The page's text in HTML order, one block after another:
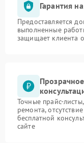
Гарантия
Предоставляется
выполненные
защищает клиента
Точные прайс-
ремонта,
бесплатной
сайте